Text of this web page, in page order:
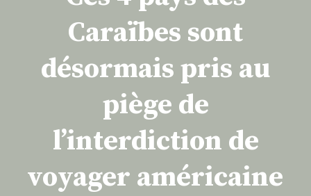
Caraïbes sont
désormais pris au
piège de
l’interdiction de
voyager américaine